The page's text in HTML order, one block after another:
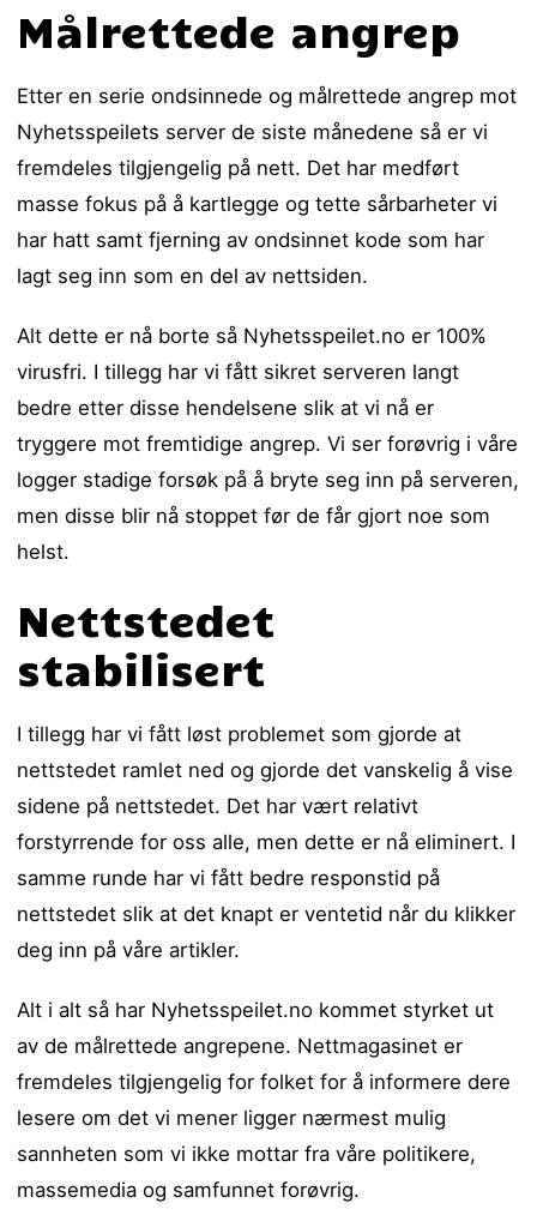
Målrettede angrep
Etter en serie ondsinnede og målrettede angrep mot
Nyhetsspeilets server de siste månedene så er vi
fremdeles tilgjengelig på nett. Det har medført
masse fokus på å kartlegge og tette sårbarheter vi
har hatt samt fjerning av ondsinnet kode som har
lagt seg inn som en del av nettsiden.
Alt dette er nå borte så Nyhetsspeilet.no er 100%
virusfri. I tillegg har vi fått sikret serveren langt
bedre etter disse hendelsene slik at vi nå er
tryggere mot fremtidige angrep. Vi ser forøvrig i våre
logger stadige forsøk på å bryte seg inn på serveren,
men disse blir nå stoppet før de får gjort noe som
helst.
Nettstedet
stabilisert
I tillegg har vi fått løst problemet som gjorde at
nettstedet ramlet ned og gjorde det vanskelig å vise
sidene på nettstedet. Det har vært relativt
forstyrrende for oss alle, men dette er nå eliminert. I
samme runde har vi fått bedre responstid på
nettstedet slik at det knapt er ventetid når du klikker
deg inn på våre artikler.
Alt i alt så har Nyhetsspeilet.no kommet styrket ut
av de målrettede angrepene. Nettmagasinet er
fremdeles tilgjengelig for folket for å informere dere
lesere om det vi mener ligger nærmest mulig
sannheten som vi ikke mottar fra våre politikere,
massemedia og samfunnet forøvrig.